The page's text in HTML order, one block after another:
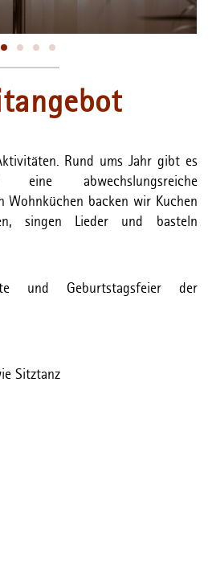
Rund ums Jahr gibt es
abwechslungsreiche
Wohnküchen backen wir Kuchen
singen Lieder und basteln
und Geburtstagsfeier der
Sitztanz